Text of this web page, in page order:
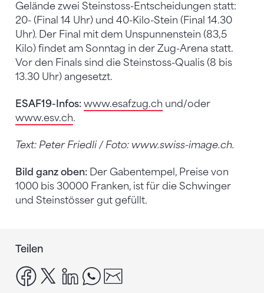
Gelände zwei Steinstoss-Entscheidungen statt:
20- (Final 14 Uhr) und 40-Kilo-Stein (Final 14.30
Uhr). Der Final mit dem Unspunnenstein (83,5
Kilo) findet am Sonntag in der Zug-Arena statt.
Vor den Finals sind die Steinstoss-Qualis (8 bis
13.30 Uhr) angesetzt.
ESAF19-Infos: www.esafzug.ch und/oder
www.esv.ch.
Text: Peter Friedli / Foto: www.swiss-image.ch.
Bild ganz oben: Der Gabentempel, Preise von
1000 bis 30000 Franken, ist für die Schwinger
und Steinstösser gut gefüllt.
Teilen
facebook
x linkedinwhatsapp